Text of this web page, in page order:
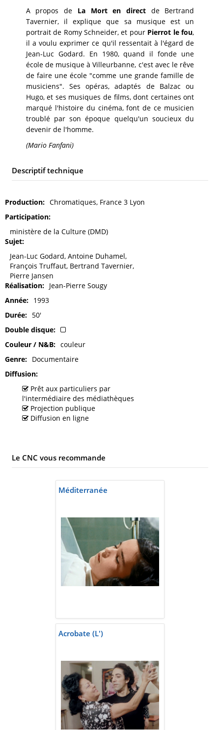
A propos de La Mort en directde Bertrand
Tavernier, il explique que sa musique est un
portrait de Romy Schneider, et pour Pierrot le fou,
il a voulu exprimer ce qu'il ressentait à l'égard de
Jean-Luc Godard. En 1980, quand il fonde une
école de musique à Villeurbanne, c'est avec le rêve
de faire une école "comme une grande famille de
musiciens". Ses opéras, adaptés de Balzac ou
Hugo, et ses musiques de films, dont certaines ont
marqué l'histoire du cinéma, font de ce musicien
troublé par son époque quelqu'un soucieux du
devenir de l'homme.
(Mario Fanfani)
Descriptif technique
Production
Chromatiques, France 3 Lyon
Participation
ministère de la Culture (DMD)
Sujet
Jean-Luc Godard, Antoine Duhamel,
François Truffaut, Bertrand Tavernier,
Pierre Jansen
Réalisation
Jean-Pierre Sougy
Année
1993
Durée
50'
Double disque
Couleur / N&B
couleur
Genre
Documentaire
Diffusion
Prêt aux particuliers par
l'intermédiaire des médiathèques
Projection publique
Diffusion en ligne
Le CNC vous recommande
Méditerranée
Acrobate (L')